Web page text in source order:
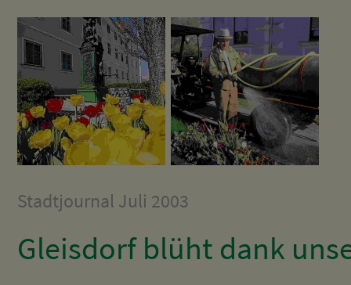
Stadtjournal Juli 2003
Gleisdorf blüht dank